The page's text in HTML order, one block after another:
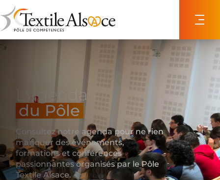
L'agenda
du Pôle
Consultez notre agenda pour ne rien
manquer des événements,
formations et conférences
passionnantes organisés par le Pôle
Textile Alsace.
Panneau de gestion des cookies